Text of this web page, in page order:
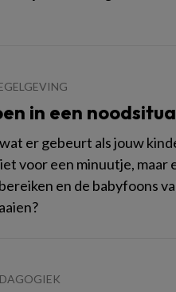
in een
er gebeurt als jouw
voor een minuutje, maar
en de babyfoons